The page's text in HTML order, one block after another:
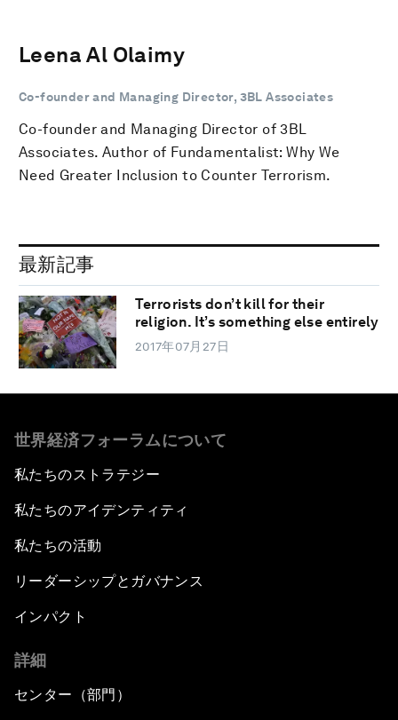
Leena Al Olaimy
Co-founder and Managing Director, 3BL Associates
Co-founder and Managing Director of 3BL
Associates. Author of Fundamentalist: Why We
Need Greater Inclusion to Counter Terrorism.
最新記事
Terrorists don’t kill for their
religion. It’s something else entirely
2017年07月27日
世界経済フォーラムについて
私たちのストラテジー
私たちのアイデンティティ
私たちの活動
リーダーシップとガバナンス
インパクト
詳細
センター（部門）